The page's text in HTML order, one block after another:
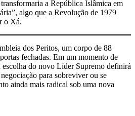
a República Islâmica em
algo que a Revolução de 1979
o Xá.
dos Peritos, um corpo de 88
fechadas. Em um momento de
escolha do novo Líder Supremo definirá
para sobreviver ou se
ainda mais radical sob uma nova